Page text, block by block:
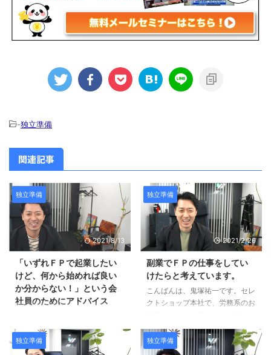
-独立準備
関連記事
独立準備
2021/8/13
「いずれＦＰで起業したい
けど、何から始めれば良い
か分からない！」という会
社員のためにアドバイス
「現在、非金融の会社員で、いず
れはFPで起業が出来ればと思っ
ていますが、何からどのように始
独立準備
2021/2/26
副業でＦＰの仕事をしてい
けたらと考えています。
こんばんは、鬼塚祐一です。セレ
クトショップ本社で、労務系のお
推進してる会社のため、FPの仕
事もしていけたらと考えていま
独立準備 独立準備